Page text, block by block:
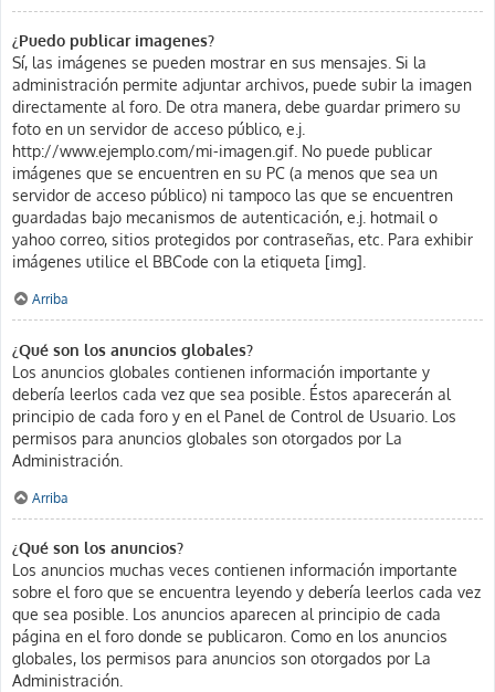
¿Puedo publicar imagenes?
Sí, las imágenes se pueden mostrar en sus mensajes. Si la
administración permite adjuntar archivos, puede subir la imagen
directamente al foro. De otra manera, debe guardar primero su
foto en un servidor de acceso público, e.j.
http://www.ejemplo.com/mi-imagen.gif. No puede publicar
imágenes que se encuentren en su PC (a menos que sea un
servidor de acceso público) ni tampoco las que se encuentren
guardadas bajo mecanismos de autenticación, e.j. hotmail o
yahoo correo, sitios protegidos por contraseñas, etc. Para exhibir
imágenes utilice el BBCode con la etiqueta [img].
Arriba
¿Qué son los anuncios globales?
Los anuncios globales contienen información importante y
debería leerlos cada vez que sea posible. Éstos aparecerán al
principio de cada foro y en el Panel de Control de Usuario. Los
permisos para anuncios globales son otorgados por La
Administración.
Arriba
¿Qué son los anuncios?
Los anuncios muchas veces contienen información importante
sobre el foro que se encuentra leyendo y debería leerlos cada vez
que sea posible. Los anuncios aparecen al principio de cada
página en el foro donde se publicaron. Como en los anuncios
globales, los permisos para anuncios son otorgados por La
Administración.